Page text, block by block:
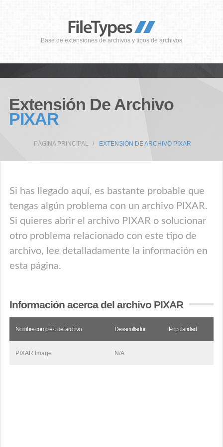
Base de extensiones de archivos y tipos de archivos
Extensión De Archivo
PIXAR
PÁGINA PRINCIPAL EXTENSIÓN DE ARCHIVO PIXAR
Si has llegado aquí, es bastante probable que
tengas algún problema con un archivo PIXAR.
Si quieres abrir el archivo PIXAR o solucionar
otro problema relacionado con este tipo de
archivo, lee detalladamente la información en
esta página.
Información acerca del archivo PIXAR
Nombre completo del archivo Desarrollador Popularidad
PIXAR Image N/A